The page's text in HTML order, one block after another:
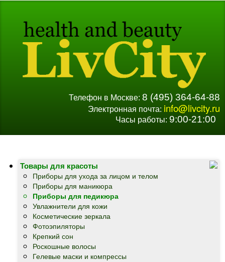
Телефон в Москве: 8 (495) 364-64-88
Электронная почта: info@livcity.ru
Часы работы: 9:00-21:00
Товары для красоты
Приборы для ухода за лицом и телом
Приборы для маникюра
Приборы для педикюра
Увлажнители для кожи
Косметические зеркала
Фотоэпиляторы
Крепкий сон
Роскошные волосы
Гелевые маски и компрессы